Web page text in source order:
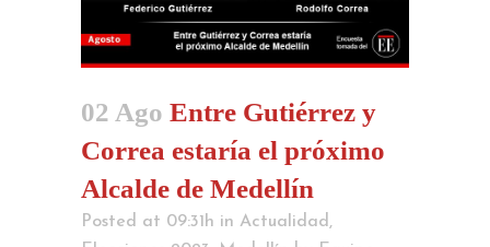
02 Ago Entre Gutiérrez y
Correa estaría el próximo
Alcalde de Medellín
Posted at 09:31h in Actualidad ,